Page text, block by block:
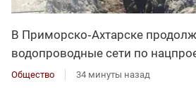
В Приморско‑Ахтарске
водопроводные сети по
Общество 34 минуты назад